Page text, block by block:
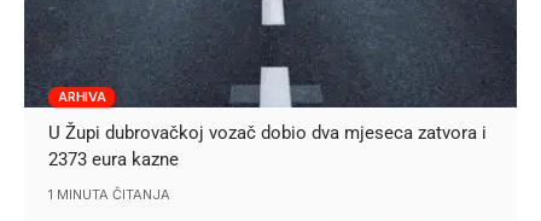
ARHIVA
U Župi dubrovačkoj vozač dobio dva mjeseca zatvora i
2373 eura kazne
1 MINUTA ČITANJA